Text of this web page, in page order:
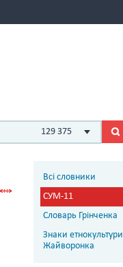
129 375
Всі словники
СУМ-11
Словарь Грінченка
Знаки етнокультури
Жайворонка